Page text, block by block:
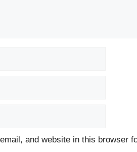
and website in this browser